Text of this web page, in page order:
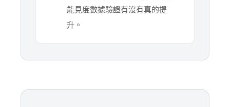
能見度數據驗證有沒有真的提
升。